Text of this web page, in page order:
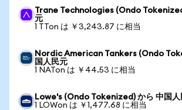
Trane Technologies (Ondo
元
1 TTon は ￥3,243.87 に相当
Nordic American Tankers (Ondo
国人民元
1 NATon は ￥44.53 に相当
Lowe's (Ondo Tokenized) から 中国人
1 LOWon は ￥1,477.68 に相当